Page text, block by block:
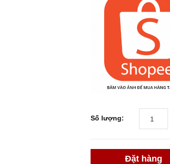
Số lượng:
Đặt hàng